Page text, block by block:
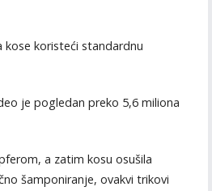
koristeći standardnu
je pogledan preko 5,6 miliona
a zatim kosu osušila
šamponiranje, ovakvi trikovi